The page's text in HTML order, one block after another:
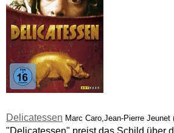
Delicatessen Marc Caro,Jean-Pierre Jeunet